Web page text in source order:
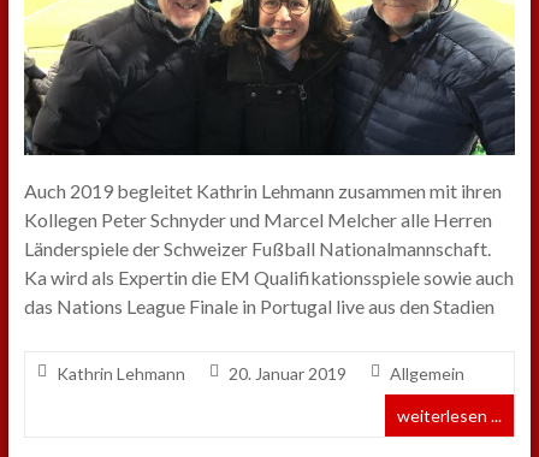
Auch 2019 begleitet Kathrin Lehmann zusammen mit ihren
Kollegen Peter Schnyder und Marcel Melcher alle Herren
Länderspiele der Schweizer Fußball Nationalmannschaft.
Ka wird als Expertin die EM Qualifikationsspiele sowie auch
das Nations League Finale in Portugal live aus den Stadien
Kathrin Lehmann 20. Januar 2019 Allgemein
weiterlesen ...